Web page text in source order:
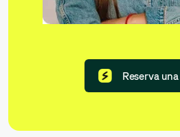
Reserva